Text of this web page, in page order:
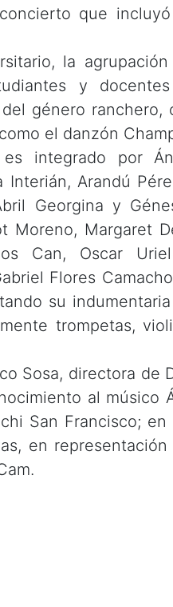
que
la
y docentes
género ranchero,
el danzón
integrado por
Interián, Arandú
Georgina y
Moreno, Margaret
Can, Oscar
Flores
su
trompetas,
Sosa, directora de
al músico
San Francisco;
en